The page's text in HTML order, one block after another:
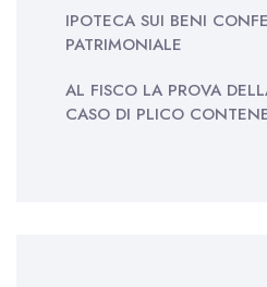
IPOTECA SUI BENI
PATRIMONIALE
AL FISCO LA PROVA
CASO DI PLICO